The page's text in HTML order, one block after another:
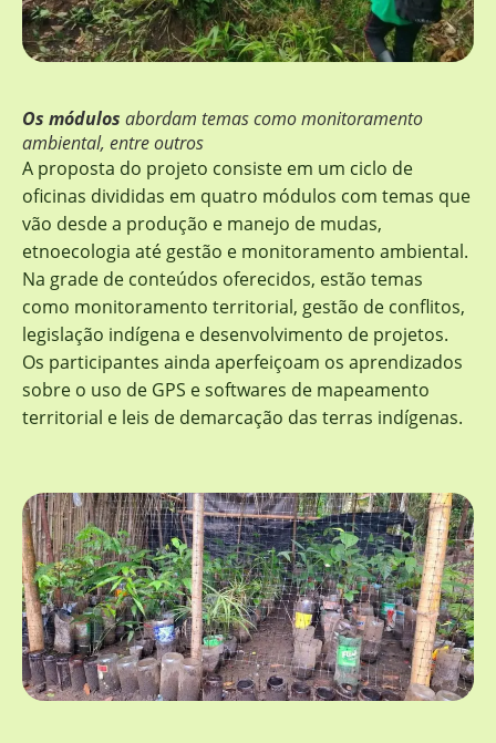
Os módulos abordam temas como monitoramento
ambiental, entre outros
A proposta do projeto consiste em um ciclo de
oficinas divididas em quatro módulos com temas que
vão desde a produção e manejo de mudas,
etnoecologia até gestão e monitoramento ambiental.
Na grade de conteúdos oferecidos, estão temas
como monitoramento territorial, gestão de conflitos,
legislação indígena e desenvolvimento de projetos.
Os participantes ainda aperfeiçoam os aprendizados
sobre o uso de GPS e softwares de mapeamento
territorial e leis de demarcação das terras indígenas.